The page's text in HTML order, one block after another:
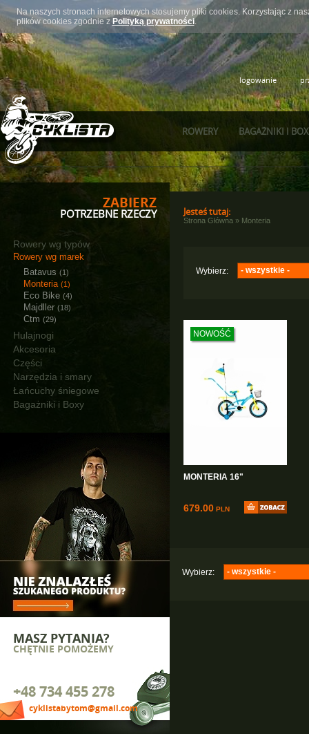
Na naszych stronach internetowych stosujemy pliki cookies. Korzystając z
plików cookies zgodnie zPolityką prywatności.
logowanie
BAGAŻNIKI I
ROWERY
ZABIERZ
POTRZEBNE RZECZY
Rowery wg typów
Rowery wg marek
Batavus (1)
Monteria (1)
Eco Bike (4)
Majdller (18)
Ctm (29)
Hulajnogi
Akcesoria
Części
Narzędzia i smary
Łańcuchy śniegowe
Bagażniki i Boxy
MASZ PYTANIA?
CHĘTNIE POMOŻEMY
+48 734 455 278
cyklistabytom@gmail.com
Jesteś tutaj:
Strona Główna » Monteria
Wybierz: - wszystkie -
NOWOŚĆ
MONTERIA 16"
679.00 PLN
Wybierz: - wszystkie -